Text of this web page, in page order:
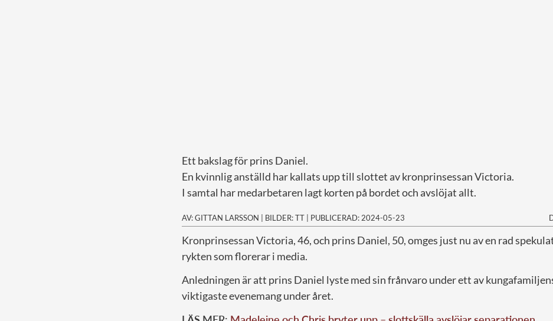
Ett bakslag för prins Daniel.
En kvinnlig anställd har kallats upp till slottet av kronprinsessan Victoria.
I samtal har medarbetaren lagt korten på bordet och avslöjat allt.
AV: GITTAN LARSSON | BILDER: TT | PUBLICERAD: 2024-05-23
Kronprinsessan Victoria, 46, och prins Daniel, 50, omges just nu av en rad
rykten som florerar i media.
Anledningen är att prins Daniel lyste med sin frånvaro under ett av
viktigaste evenemang under året.